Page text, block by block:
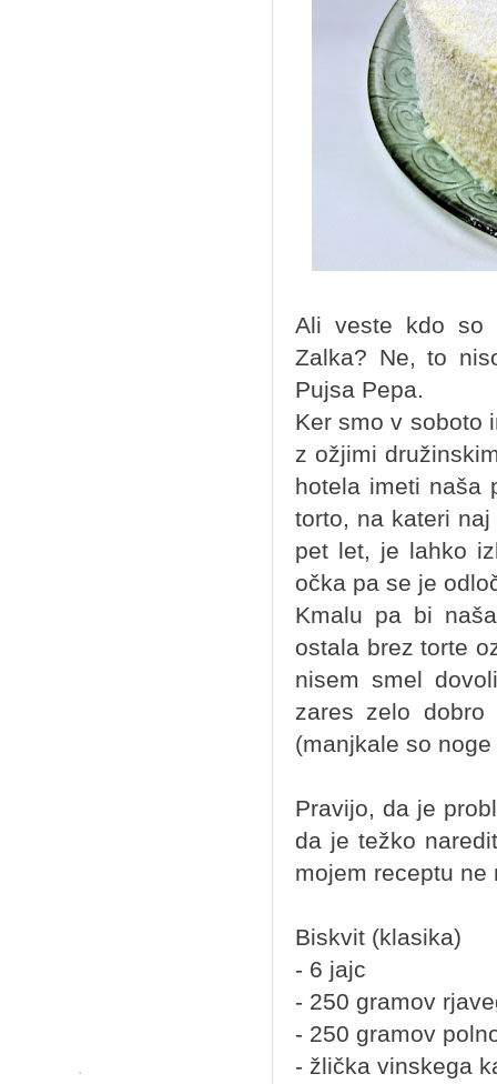
Ali veste kdo so
Zalka? Ne, to
Pujsa Pepa.
Ker smo v soboto
z ožjimi
hotela imeti naša
torto, na kateri
pet let, je lahko
očka pa se je
Kmalu pa bi
ostala brez torte
nisem smel
zares zelo dobro
(manjkale so
Pravijo, da je
da je težko
mojem receptu ne
Biskvit (klasika)
- 6 jajc
- 250 gramov
- 250 gramov
- žlička vinskega